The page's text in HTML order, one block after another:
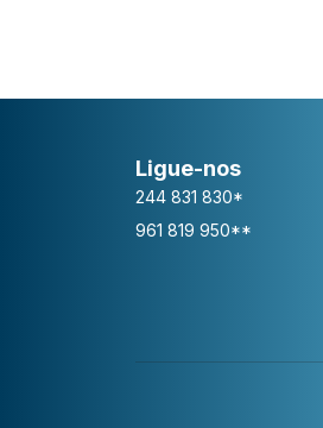
Ligue-nos
244 831 830*
961 819 950**